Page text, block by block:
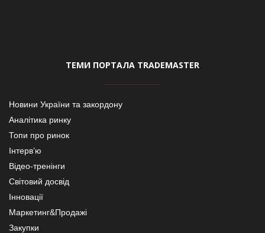
ТЕМИ ПОРТАЛА TRADEMASTER
Новини України та закордону
Аналітика ринку
Топи про ринок
Інтерв’ю
Відео-тренінги
Світовий досвід
Інновації
Маркетинг&Продажі
Закупки